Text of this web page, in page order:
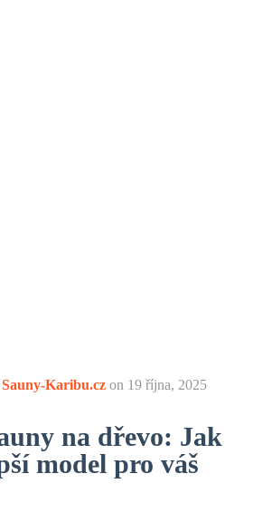
Sauny-Karibu.cz on 19 října, 2025
na dřevo: Jak
model pro váš